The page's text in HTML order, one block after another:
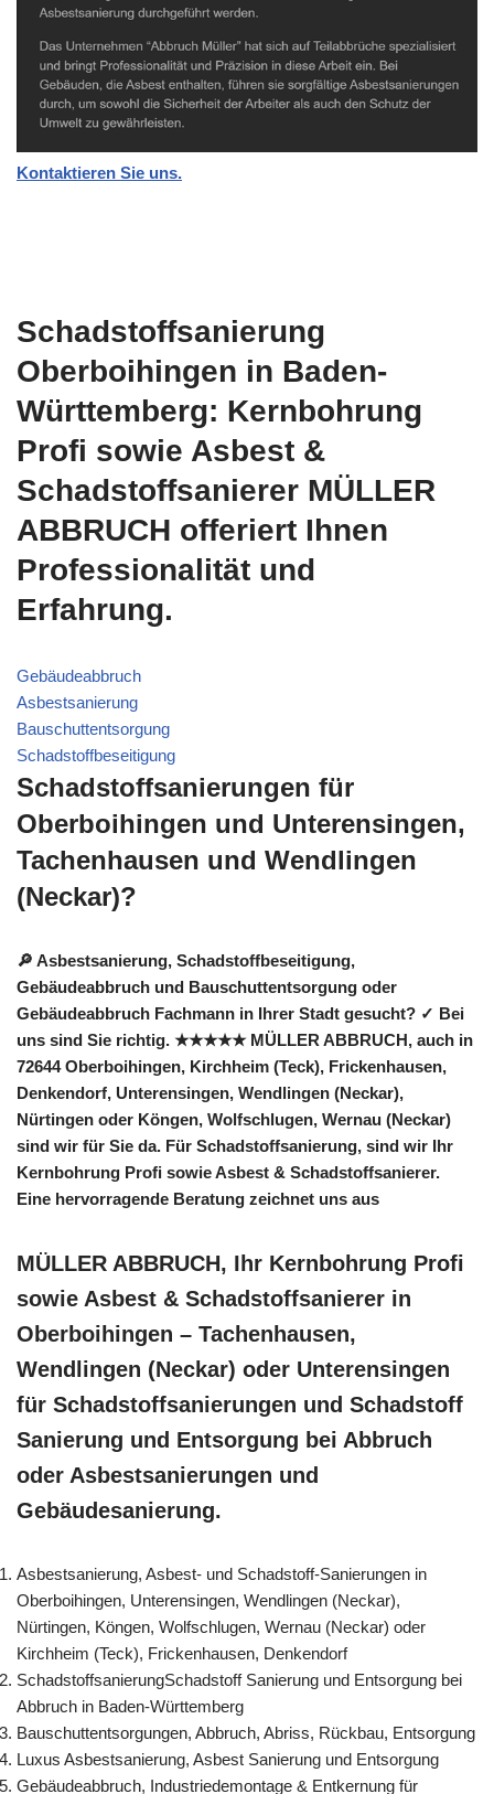
Kontaktieren Sie uns.
Schadstoffsanierung
Oberboihingen in Baden-
Württemberg: Kernbohrung
Profi sowie Asbest &
Schadstoffsanierer MÜLLER
ABBRUCH offeriert Ihnen
Professionalität und
Erfahrung.
Gebäudeabbruch
Asbestsanierung
Bauschuttentsorgung
Schadstoffbeseitigung
Schadstoffsanierungen für
Oberboihingen und Unterensingen,
Tachenhausen und Wendlingen
(Neckar)?
🔎 Asbestsanierung, Schadstoffbeseitigung,
Gebäudeabbruch und Bauschuttentsorgung oder
Gebäudeabbruch Fachmann in Ihrer Stadt gesucht? ✓ Bei
uns sind Sie richtig. ★★★★★ MÜLLER ABBRUCH, auch in
72644 Oberboihingen, Kirchheim (Teck), Frickenhausen,
Denkendorf, Unterensingen, Wendlingen (Neckar),
Nürtingen oder Köngen, Wolfschlugen, Wernau (Neckar)
sind wir für Sie da. Für Schadstoffsanierung, sind wir Ihr
Kernbohrung Profi sowie Asbest & Schadstoffsanierer.
Eine hervorragende Beratung zeichnet uns aus
MÜLLER ABBRUCH, Ihr Kernbohrung Profi
sowie Asbest & Schadstoffsanierer in
Oberboihingen – Tachenhausen,
Wendlingen (Neckar) oder Unterensingen
für Schadstoffsanierungen und Schadstoff
Sanierung und Entsorgung bei Abbruch
oder Asbestsanierungen und
Gebäudesanierung.
Asbestsanierung, Asbest- und Schadstoff-Sanierungen in
Oberboihingen, Unterensingen, Wendlingen (Neckar),
Nürtingen, Köngen, Wolfschlugen, Wernau (Neckar) oder
Kirchheim (Teck), Frickenhausen, Denkendorf
SchadstoffsanierungSchadstoff Sanierung und Entsorgung bei
Abbruch in Baden-Württemberg
Bauschuttentsorgungen, Abbruch, Abriss, Rückbau, Entsorgung
Luxus Asbestsanierung, Asbest Sanierung und Entsorgung
Gebäudeabbruch, Industriedemontage & Entkernung für